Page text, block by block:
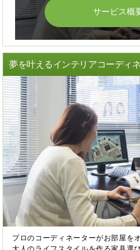
サービス概
夢を叶えるインテリアコーディ
プロのコーディネーターがお部屋を